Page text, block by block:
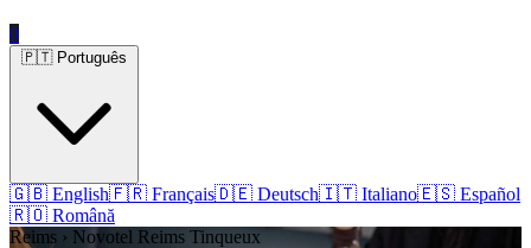
0
🇬🇧 English🇫🇷 Français🇩🇪 Deutsch🇮🇹 Italiano🇪🇸 Español
🇷🇴 Română
Reims › Novotel Reims Tinqueux